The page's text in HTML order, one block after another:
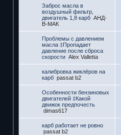
Заброс масла в
воздушный фильтр,
двигатель 1,8 карб АНД-
В-МАК
Проблемы с давлением
масла ‡Пропадает
давление после сброса
скорости Alex Valletta
калибровка жиклёров на
карб passat b2
Особенности бензиновых
двигателей ‡Какой
движок предпочесть
dimas617
карб работает не ровно
passat b2